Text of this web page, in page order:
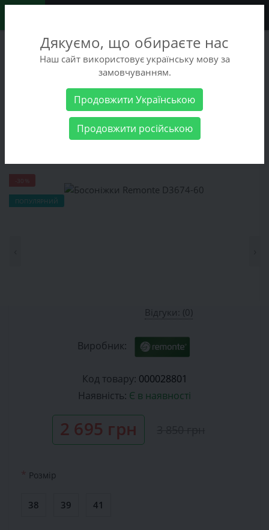
+38 (068) 486-90-09
+38 (093) 486-90-09
Жіночі товари Жіноче взуття Босоніжки Remonte D3674-60
Босоніжки Remonte D3674-60
ПОПУЛЯРНИЙ
Відгуки: (0)
Виробник:
Код товару: 000028801
Наявність: Є в наявності
2 695 грн
* Розмiр
38 39 41
Дякуємо, що обираєте нас
Наш сайт використовує українську мову за
замовчуванням.
Продовжити Українською
Продовжити російською